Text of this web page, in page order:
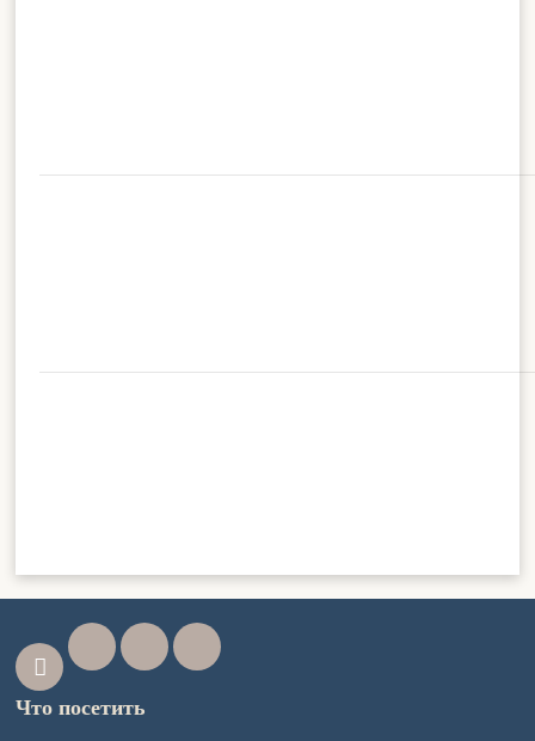
Что посетить